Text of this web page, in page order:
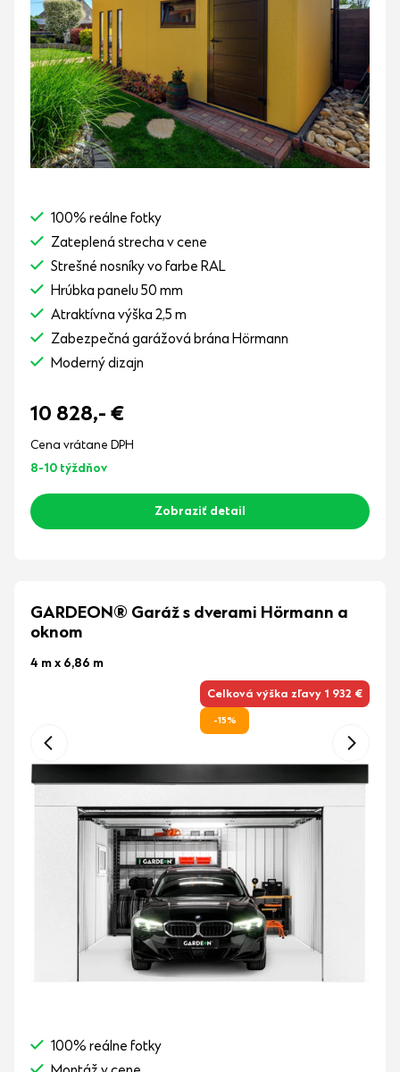
100% reálne fotky
Zateplená strecha v cene
Strešné nosníky vo farbe RAL
Hrúbka panelu 50 mm
Atraktívna výška 2,5 m
Zabezpečná garážová brána Hörmann
Moderný dizajn
10 828,- €
Cena vrátane DPH
8-10 týždňov
Zobraziť detail
GARDEON® Garáž s dverami Hörmann a
oknom
4 m x 6,86 m
Celková výška zľavy 1 932 €
-15%
100% reálne fotky